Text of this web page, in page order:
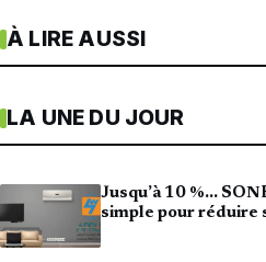
À LIRE AUSSI
LA UNE DU JOUR
Jusqu’à 10 %…
simple pour réduire